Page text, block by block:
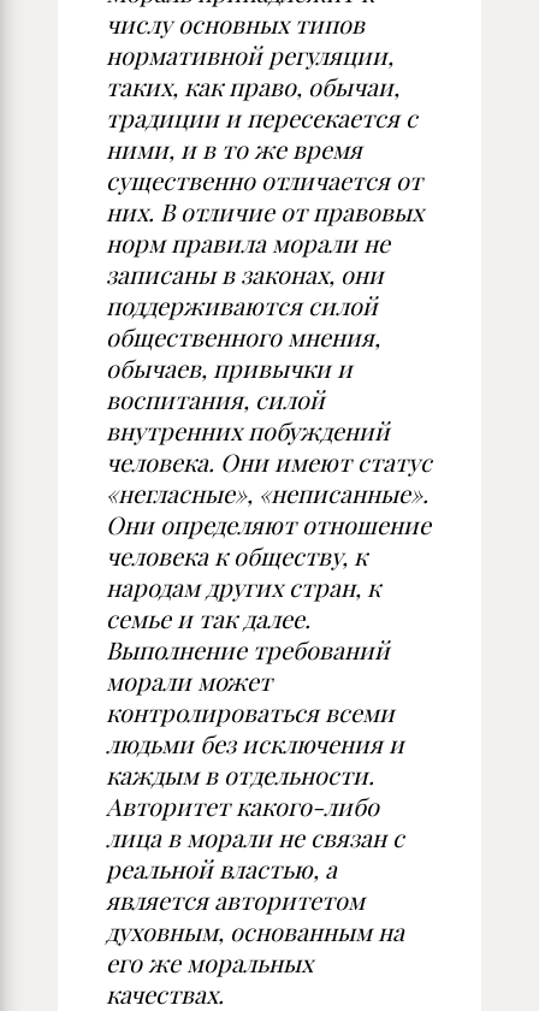
числу основных типов
нормативной регуляции,
таких, как право, обычаи,
традиции и пересекается с
ними, и в то же время
существенно отличается от
них. В отличие от правовых
норм правила морали не
записаны в законах, они
поддерживаются силой
общественного мнения,
обычаев, привычки и
воспитания, силой
внутренних побуждений
человека. Они имеют статус
«негласные», «неписанные».
Они определяют отношение
человека к обществу, к
народам других стран, к
семье и так далее.
Выполнение требований
морали может
контролироваться всеми
людьми без исключения и
каждым в отдельности.
Авторитет какого-либо
лица в морали не связан с
реальной властью, а
является авторитетом
духовным, основанным на
его же моральных
качествах.